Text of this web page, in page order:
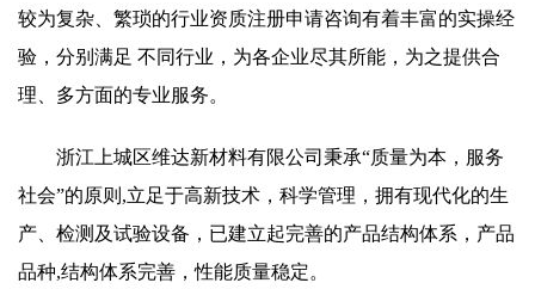
较为复杂、繁琐的行业资质注册申请咨询有着丰富的实操经
验，分别满足 不同行业，为各企业尽其所能，为之提供合
理、多方面的专业服务。
浙江上城区维达新材料有限公司秉承“质量为本，服务
社会”的原则,立足于高新技术，科学管理，拥有现代化的生
产、检测及试验设备，已建立起完善的产品结构体系，产品
品种,结构体系完善，性能质量稳定。